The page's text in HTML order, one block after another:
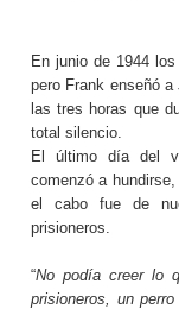
En junio de 1944
pero Frank enseñó
las tres horas que
total silencio.
El último día del
comenzó a
el cabo fue de
prisioneros.
“No podía creer lo
prisioneros, un